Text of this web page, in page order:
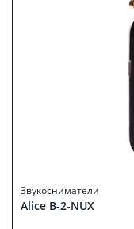
Звукосниматели
Alice B-2-NUX